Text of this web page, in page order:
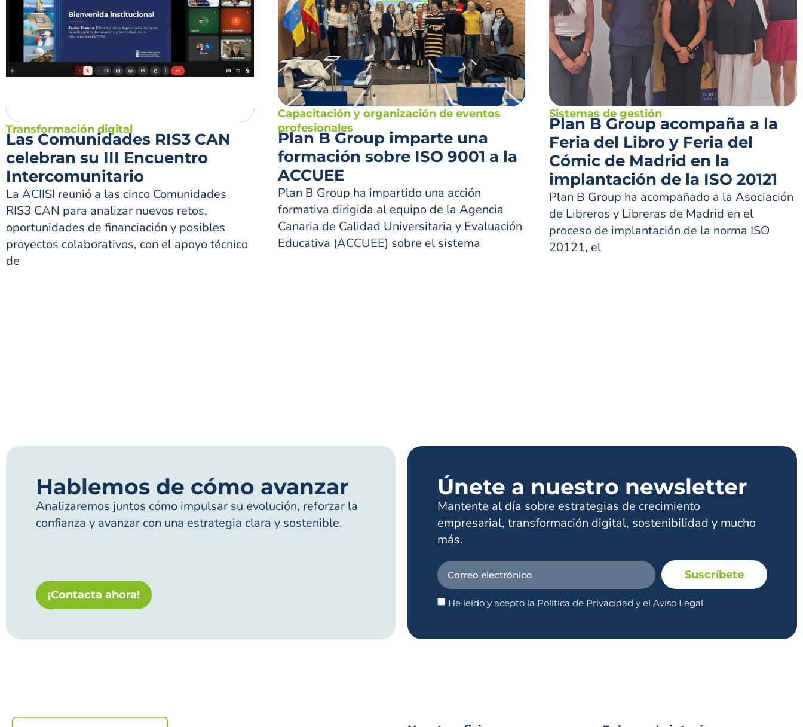
Transformación digital
Las Comunidades RIS3 CAN
celebran su III Encuentro
Intercomunitario
La ACIISI reunió a las cinco Comunidades
RIS3 CAN para analizar nuevos retos,
oportunidades de financiación y posibles
proyectos colaborativos, con el apoyo técnico
de
Capacitación y organización de eventos
profesionales
Plan B Group imparte una
formación sobre ISO 9001 a la
ACCUEE
Plan B Group ha impartido una acción
formativa dirigida al equipo de la Agencia
Canaria de Calidad Universitaria y Evaluación
Educativa (ACCUEE) sobre el sistema
Sistemas de gestión
Plan B Group acompaña a la
Feria del Libro y Feria del
Cómic de Madrid en la
implantación de la ISO 20121
Plan B Group ha acompañado a la Asociación
de Libreros y Libreras de Madrid en el
proceso de implantación de la norma ISO
20121, el
Hablemos de cómo avanzar
Analizaremos juntos cómo impulsar su evolución, reforzar la
confianza y avanzar con una estrategia clara y sostenible.
¡Contacta ahora!
Únete a nuestro newsletter
Mantente al día sobre estrategias de crecimiento
empresarial, transformación digital, sostenibilidad y mucho
más.
He leído y acepto la Política de Privacidad y el Aviso Legal
Suscríbete